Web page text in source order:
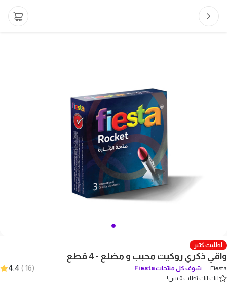
اطلبت كتير
واقي ذكري روكيت محبب و مضلع - 4 قطع
Fiesta شوف كل منتجاتFiesta
(
16
)
4.4
ليك انك تطلب 0 بس!